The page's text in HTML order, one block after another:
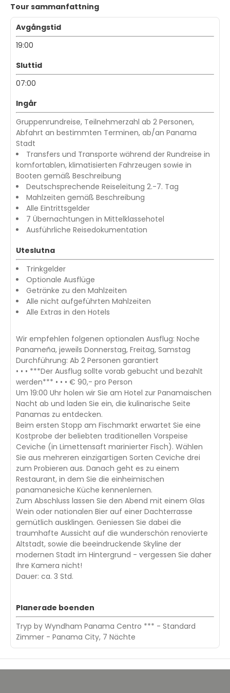
Tour sammanfattning
Avgångstid
19:00
Sluttid
07:00
Ingår
Gruppenrundreise, Teilnehmerzahl ab 2 Personen,
Abfahrt an bestimmten Terminen, ab/an Panama
Stadt
Transfers und Transporte während der Rundreise in
komfortablen, klimatisierten Fahrzeugen sowie in
Booten gemäß Beschreibung
Deutschsprechende Reiseleitung 2.-7. Tag
Mahlzeiten gemäß Beschreibung
Alle Eintrittsgelder
7 Übernachtungen in Mittelklassehotel
Ausführliche Reisedokumentation
Uteslutna
Trinkgelder
Optionale Ausflüge
Getränke zu den Mahlzeiten
Alle nicht aufgeführten Mahlzeiten
Alle Extras in den Hotels
Wir empfehlen folgenen optionalen Ausflug: Noche
Panameña, jeweils Donnerstag, Freitag, Samstag
Durchführung: Ab 2 Personen garantiert
• • • ***Der Ausflug sollte vorab gebucht und bezahlt
werden*** • • • € 90,- pro Person
Um 19:00 Uhr holen wir Sie am Hotel zur Panamaischen
Nacht ab und laden Sie ein, die kulinarische Seite
Panamas zu entdecken.
Beim ersten Stopp am Fischmarkt erwartet Sie eine
Kostprobe der beliebten traditionellen Vorspeise
Ceviche (in Limettensaft marinierter Fisch). Wählen
Sie aus mehreren einzigartigen Sorten Ceviche drei
zum Probieren aus. Danach geht es zu einem
Restaurant, in dem Sie die einheimischen
panamanesiche Küche kennenlernen.
Zum Abschluss lassen Sie den Abend mit einem Glas
Wein oder nationalen Bier auf einer Dachterrasse
gemütlich ausklingen. Geniessen Sie dabei die
traumhafte Aussicht auf die wunderschön renovierte
Altstadt, sowie die beeindruckende Skyline der
modernen Stadt im Hintergrund - vergessen Sie daher
Ihre Kamera nicht!
Dauer: ca. 3 Std.
Planerade boenden
Tryp by Wyndham Panama Centro *** - Standard
Zimmer - Panama City, 7 Nächte